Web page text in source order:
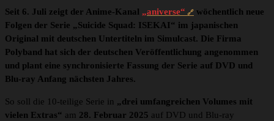
Seit 6. Juli zeigt der Anime-Kanal „aniverse“
wöchentlich neue
Folgen der Serie „Suicide Squad: ISEKAI“ im japanischen
Original mit deutschen Untertiteln im Simulcast. Die Firma
Polyband hat sich der deutschen Veröffentlichung angenommen
und plant eine synchronisierte Fassung der Serie auf DVD und
Blu-ray Anfang nächsten Jahres.
So soll die 10-teilige Serie in „drei umfangreichen Volumes mit
vielen Extras“ am 28. Februar 2025 auf DVD und Blu-ray